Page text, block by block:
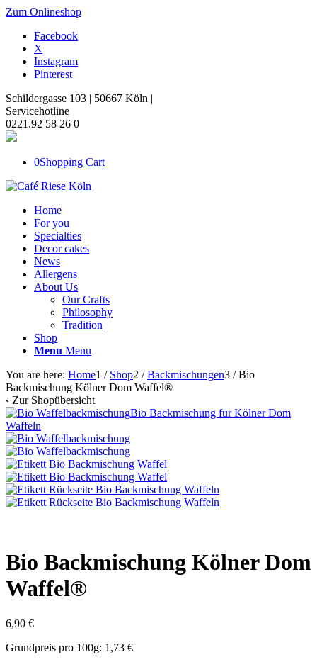
Zum Onlineshop
Facebook
X
Instagram
Pinterest
Schildergasse 103 | 50667 Köln |
Servicehotline
0221.92 58 26 0
0Shopping Cart
Home
For you
Specialties
Decor cakes
News
Allergens
About Us
Our Crafts
Philosophy
Tradition
Shop
Menu Menu
You are here: Home1 / Shop2 / Backmischungen3 / Bio
Backmischung Kölner Dom Waffel®
‹ Zur Shopübersicht
Bio Backmischung für Kölner Dom
Waffeln
Bio Backmischung Kölner Dom
Waffel®
6,90 €
Grundpreis pro 100g: 1,73 €